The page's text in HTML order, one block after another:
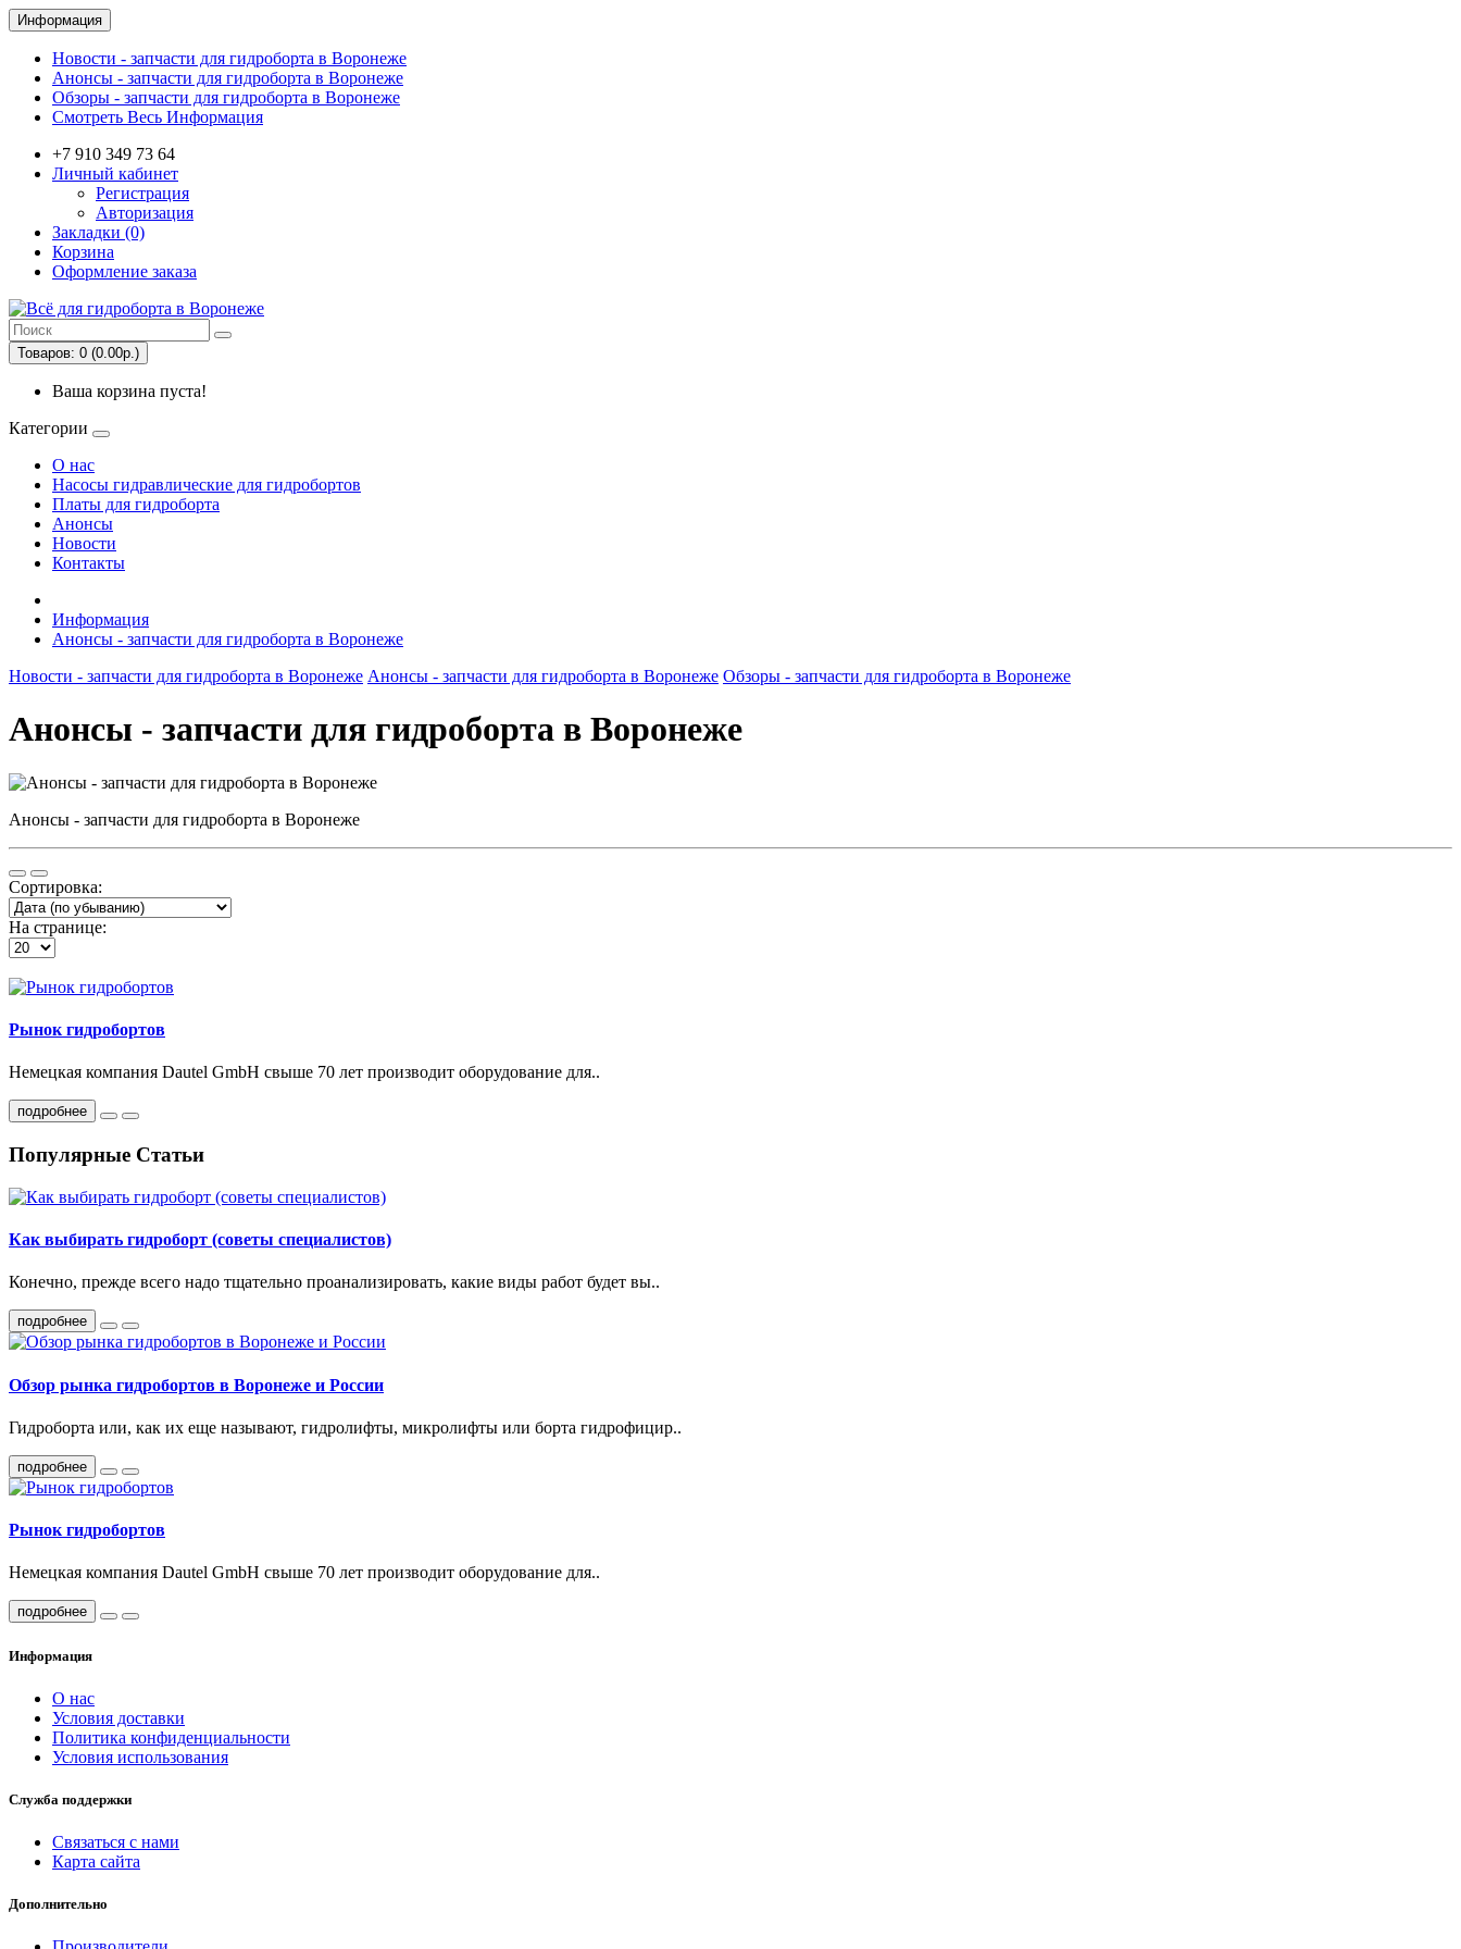
Информация
Новости - запчасти для гидроборта в Воронеже
Анонсы - запчасти для гидроборта в Воронеже
Обзоры - запчасти для гидроборта в Воронеже
Смотреть Весь Информация
+7 ‎910 349 73 64
Личный кабинет
Регистрация
Авторизация
Закладки (0)
Корзина
Оформление заказа
Товаров: 0 (0.00р.)
Ваша корзина пуста!
Категории
О нас
Насосы гидравлические для гидробортов
Платы для гидроборта
Анонсы
Новости
Контакты
Информация
Анонсы - запчасти для гидроборта в Воронеже
Новости - запчасти для гидроборта в Воронеже Анонсы - запчасти для гидроборта в Воронеже Обзоры - запчасти для гидроборта в Воронеже
Анонсы - запчасти для гидроборта в Воронеже
Анонсы - запчасти для гидроборта в Воронеже
Сортировка:
На странице:
Рынок гидробортов
Немецкая компания Dautel GmbH свыше 70 лет производит оборудование для..
подробнее
Популярные Статьи
Как выбирать гидроборт (советы специалистов)
Конечно, прежде всего надо тщательно проанализировать, какие виды работ будет вы..
подробнее
Обзор рынка гидробортов в Воронеже и России
Гидроборта или, как их еще называют, гидролифты, микролифты или борта гидрофицир..
подробнее
Рынок гидробортов
Немецкая компания Dautel GmbH свыше 70 лет производит оборудование для..
подробнее
Информация
О нас
Условия доставки
Политика конфиденциальности
Условия использования
Служба поддержки
Связаться с нами
Карта сайта
Дополнительно